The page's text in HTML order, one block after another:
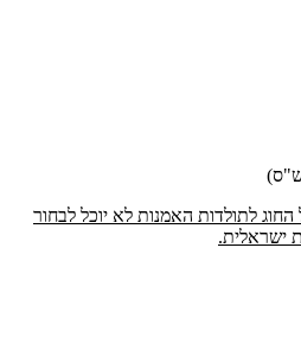
לתולדות האמנות לא יוכל לבחור
ישראלית.